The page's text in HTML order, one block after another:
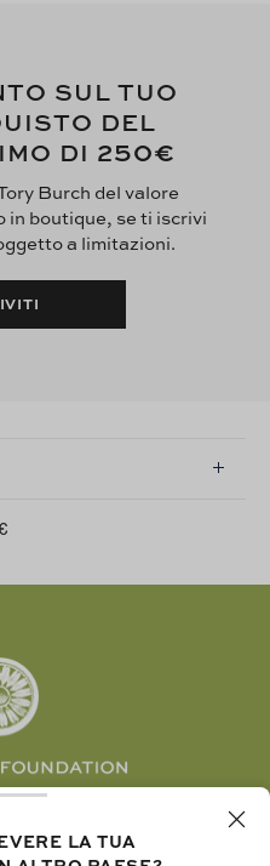
SUL TUO
DEL
DI 250€
Burch del valore
in boutique, se ti iscrivi
a limitazioni.
e sostiene le donne
LA TUA